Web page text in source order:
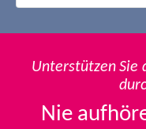
Unterstützen Sie
Nie